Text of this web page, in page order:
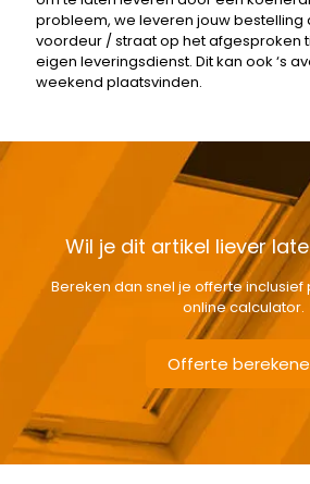
probleem, we leveren jouw bestelling
voordeur / straat op het afgesproken
eigen leveringsdienst. Dit kan ook ‘s
weekend plaatsvinden.
Wil je dit artikel liever
Bereken dan snel je offerte inclusief
online calculator.
Offerte